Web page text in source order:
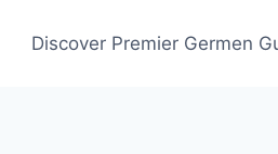
Discover Premier Germen